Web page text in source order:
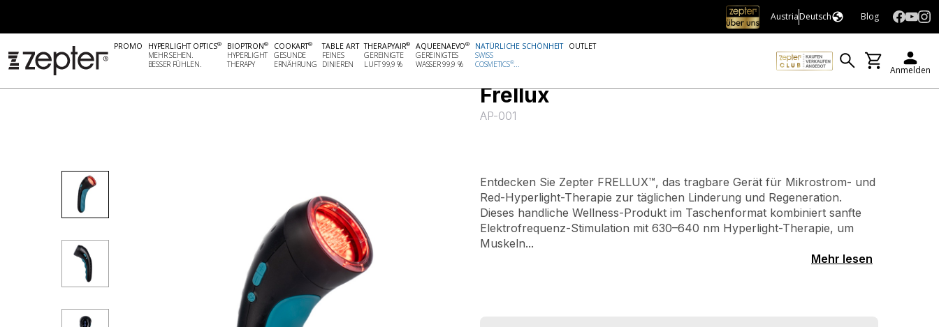
AustriaDeutsch Blog
PROMO HYPERLIGHT OPTICS®
MEHR SEHEN.
BESSER FÜHLEN.
BIOPTRON®
HYPERLIGHT
THERAPY
COOKART®
GESUNDE
ERNÄHRUNG
TABLE ART
FEINES
DINIEREN
THERAPYAIR®
GEREINIGTE
LUFT 99,9 %
AQUEENAEVO®
GEREINIGTES
WASSER 99,9 %
NATÜRLICHE SCHÖNHEIT
SWISS
COSMETICS®...
OUTLET
Anmelden
NATÜRLICHE SCHÖNHEIT GERÄTE FÜR GESUNDHEIT UND SCHÖNHEIT FRELLUX
Frellux
AP-001
Entdecken Sie Zepter FRELLUX™, das tragbare Gerät für Mikrostrom- und
Red-Hyperlight-Therapie zur täglichen Linderung und Regeneration.
Dieses handliche Wellness-Produkt im Taschenformat kombiniert sanfte
Elektrofrequenz-Stimulation mit 630–640 nm Hyperlight-Therapie, um
Muskeln...
Mehr lesen